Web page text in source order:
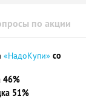
по акции
«НадоКупи» со
46%
51%